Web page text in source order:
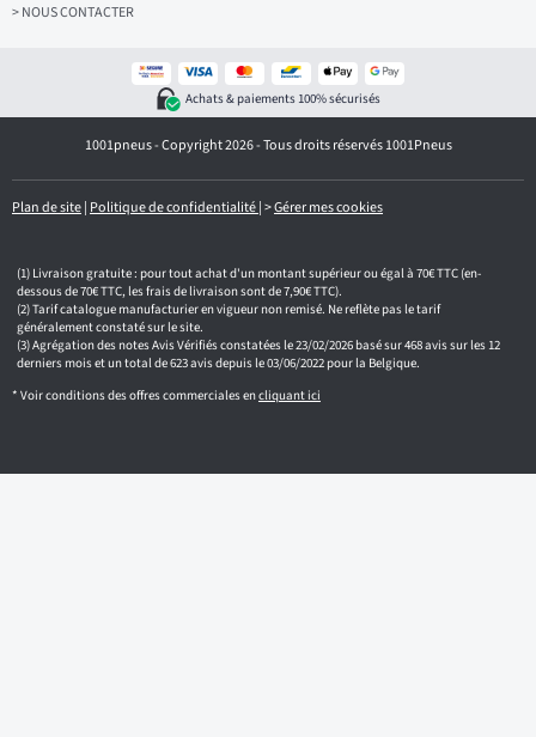
z
i
l
> NOUS CONTACTER
Achats & paiements 100% sécurisés
1001pneus - Copyright 2026 - Tous droits réservés 1001Pneus
Plan de site| Politique de confidentialité|>Gérer mes cookies
Livraison gratuite : pour tout achat d'un montant supérieur ou égal à 70€ TTC (en-
dessous de 70€ TTC, les frais de livraison sont de 7,90€ TTC).
Tarif catalogue manufacturier en vigueur non remisé. Ne reflète pas le tarif
généralement constaté sur le site.
Agrégation des notes Avis Vérifiés constatées le 23/02/2026 basé sur 468 avis sur les 12
derniers mois et un total de 623 avis depuis le 03/06/2022 pour la Belgique.
* Voir conditions des offres commerciales encliquant ici